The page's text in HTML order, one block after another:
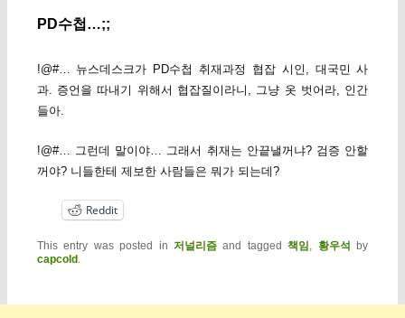
PD수첩…;;
!@#… 뉴스데스크가 PD수첩 취재과정 협잡 시인, 대국민 사
과. 증언을 따내기 위해서 협잡질이라니, 그냥 옷 벗어라, 인간
들아.
!@#… 그런데 말이야… 그래서 취재는 안끝낼꺼냐? 검증 안할
꺼야? 니들한테 제보한 사람들은 뭐가 되는데?
Reddit
This entry was posted in 저널리즘 and tagged책임 , 황우석
by
capcold .